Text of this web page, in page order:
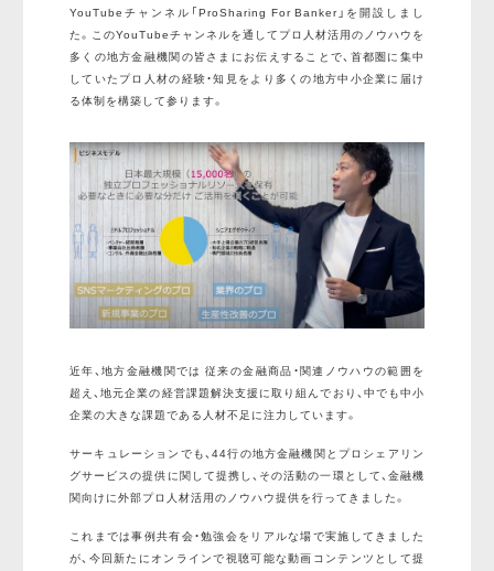
YouTubeチャンネル「ProSharing For Banker」を開設しまし
た。このYouTubeチャンネルを通してプロ人材活用のノウハウを
多くの地方金融機関の皆さまにお伝えすることで、首都圏に集中
していたプロ人材の経験・知見をより多くの地方中小企業に届け
る体制を構築して参ります。
近年、地方金融機関では 従来の金融商品・関連ノウハウの範囲を
超え、地元企業の経営課題解決支援に取り組んでおり、中でも中小
企業の大きな課題である人材不足に注力しています。
サーキュレーションでも、44行の地方金融機関とプロシェアリン
グサービスの提供に関して提携し、その活動の一環として、金融機
関向けに外部プロ人材活用のノウハウ提供を行ってきました。
これまでは事例共有会・勉強会をリアルな場で実施してきました
が、今回新たにオンラインで視聴可能な動画コンテンツとして提